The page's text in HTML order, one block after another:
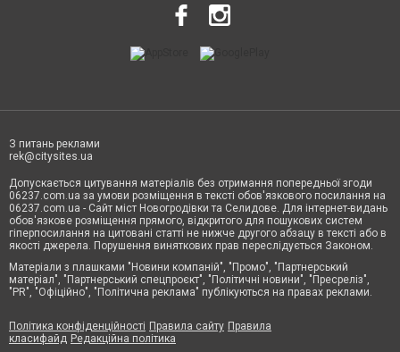
З питань реклами
rek@citysites.ua
Допускається цитування матеріалів без отримання попередньої згоди
06237.com.ua за умови розміщення в тексті обов'язкового посилання на
06237.com.ua - Сайт міст Новогродівки та Селидове. Для інтернет-видань
обов'язкове розміщення прямого, відкритого для пошукових систем
гіперпосилання на цитовані статті не нижче другого абзацу в тексті або в
якості джерела. Порушення виняткових прав переслідується Законом.
Матеріали з плашками "Новини компаній", "Промо", "Партнерський
матеріал", "Партнерський спецпроєкт", "Політичні новини", "Пресреліз",
"PR", "Офіційно", "Політична реклама" публікуються на правах реклами.
Політика конфіденційності Правила сайту Правила
класифайд Редакційна політика